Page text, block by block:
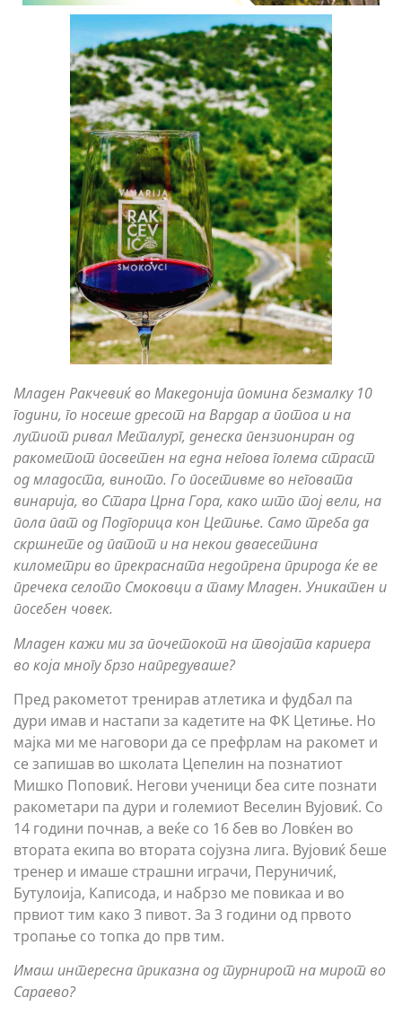
Младен Ракчевиќ во Mакедонија помина безмалку 10
години, го носеше дресот на Вардар а потоа и на
лутиот ривал Металург, денеска пензиониран од
ракометот посветен на една негова голема страст
од младоста, виното. Го посетивме во неговата
винарија, во Стара Црна Гора, како што тој вели, на
пола пат од Подгорица кон Цетиње. Само треба да
скршнете од патот и на некои дваесетина
километри во прекрасната недопрена природа ќе ве
пречека селото Смоковци а таму Младен. Уникатен и
посебен човек.
Младен кажи ми за почетокот на твојата кариера
во која многу брзо напредуваше?
Пред ракометот тренирав атлетика и фудбал па
дури имав и настапи за кадетите на ФК Цетиње. Но
мајка ми ме наговори да се префрлам на ракомет и
се запишав во школата Цепелин на познатиот
Мишко Поповиќ. Негови ученици беа сите познати
ракометари па дури и големиот Веселин Вујовиќ. Со
14 години почнав, а веќе со 16 бев во Ловќен во
втората екипа во втората сојузна лига. Вујовиќ беше
тренер и имаше страшни играчи, Перуничиќ,
Бутулоија, Каписода, и набрзо ме повикаа и во
првиот тим како 3 пивот. За 3 години од првото
тропање со топка до прв тим.
Имаш интересна приказна од турнирот на мирот во
Сараево?